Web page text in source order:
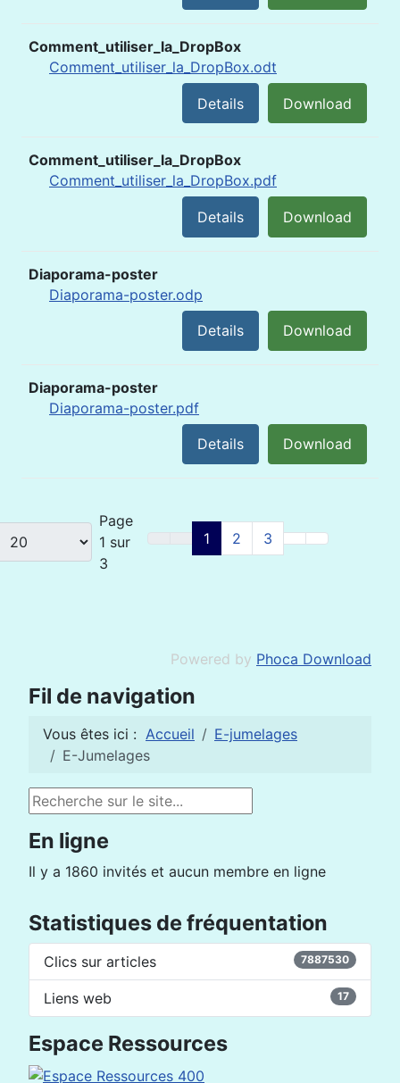
Espace Ressources
Comment_utiliser_la_DropBox
Comment_utiliser_la_DropBox.odt
Download
Details
Comment_utiliser_la_DropBox
Comment_utiliser_la_DropBox.pdf
Download
Details
Diaporama-poster
Diaporama-poster.odp
Download
Details
Diaporama-poster
Diaporama-poster.pdf
Download
Details
Page
1 sur
3
1 2 3
Powered by Phoca Download
Fil de navigation
Vous êtes ici : Accueil
E-jumelages
E-Jumelages
Rechercher
En ligne
Il y a 1860 invités et aucun membre en ligne
Statistiques de fréquentation
Clics sur articles 7887530
Liens web 17